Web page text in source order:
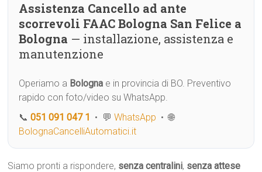
Assistenza Cancello ad ante
scorrevoli FAAC Bologna San Felice a
Bologna — installazione, assistenza e
manutenzione
Operiamo a Bologna e in provincia di BO. Preventivo
rapido con foto/video su WhatsApp.
📞051 091 047 1 • 💬WhatsApp • 🌐
BolognaCancelliAutomatici.it
Siamo pronti a rispondere, senza centralini, senza attese